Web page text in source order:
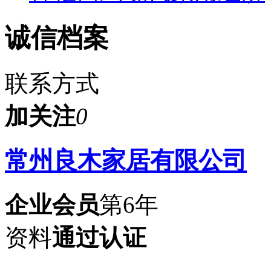
诚信档案
联系方式
加关注0
常州良木家居有限公司
企业会员第6年
资料通过认证